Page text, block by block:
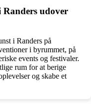
udover
i Randers på
i byrummet, på
events og festivaler.
rum for at berige
og skabe et